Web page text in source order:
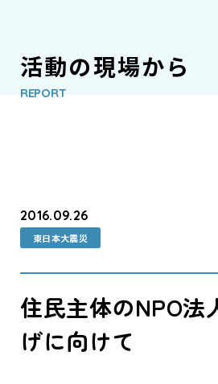
活動の現場から
REPORT
2016.09.26
東日本大震災
住民主体のNPO法
げに向けて